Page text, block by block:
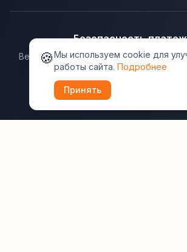
Безопасность
Ведущие платёжные системы
защиту данных.
🍪Мы используем cookie для
работы сайта. Подробнее
Принять